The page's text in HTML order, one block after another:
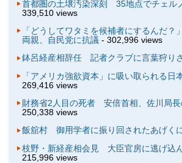
首都圏の土壌汚染深刻 35地点でチェル
339,510 views
「どうしてワタミを候補者にするんだ
両親、自民党に抗議 - 302,996 views
鉢呂経産相辞任 記者クラブに言葉狩り
「アメリカ強欲資本」に吸い取られる日
269,416 views
財務省2人目の死者 安倍首相、佐川局
250,338 views
飯舘村 御用学者に振り回されたあげく
枝野・新経産相会見 大臣官房に逃げ込
215,996 views